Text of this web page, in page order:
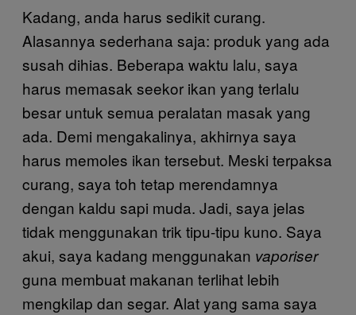
Kadang, anda harus sedikit curang.
Alasannya sederhana saja: produk yang ada
susah dihias. Beberapa waktu lalu, saya
harus memasak seekor ikan yang terlalu
besar untuk semua peralatan masak yang
ada. Demi mengakalinya, akhirnya saya
harus memoles ikan tersebut. Meski terpaksa
curang, saya toh tetap merendamnya
dengan kaldu sapi muda. Jadi, saya jelas
tidak menggunakan trik tipu-tipu kuno. Saya
akui, saya kadang menggunakan vaporiser
guna membuat makanan terlihat lebih
mengkilap dan segar. Alat yang sama saya